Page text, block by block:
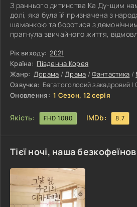
З раннього дитинства Ка Ду-щим
долі, яка була їй призначена з
шаманкою та боротися з
прагнула звичайного життя,
змінюється після переходу до нової
знайомиться зі своїм
випадкова зустріч стає
Після неї На У-су починає бачити
повністю руйнує його уявлення про
Рік виходу: 2021
Країна: Південна Корея
Жанр: Дорама /Драма /Фантастика /
Озвучка: Багатоголосий закадровий |
Оновлення: 1 Сезон, 12 серія
Якість: FHD 1080 IMDb: 8.7
Тієї ночі, наша